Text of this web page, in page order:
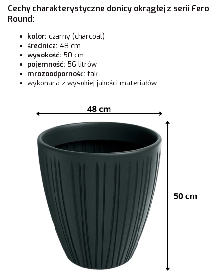
Cechy charakterystyczne donicy okrągłej z serii Fero
Round:
kolor: czarny (charcoal)
średnica: 48 cm
wysokość: 50 cm
pojemność: 56 litrów
mrozoodporność: tak
wykonana z wysokiej jakości materiałów